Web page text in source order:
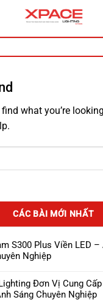
find what you’re
CÁC BÀI MỚI NHẤT
S300 Plus Viền LED –
Nghiệp
Đơn Vị Cung
Sáng Chuyên Nghiệp